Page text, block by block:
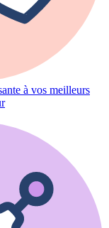
à vos meilleurs